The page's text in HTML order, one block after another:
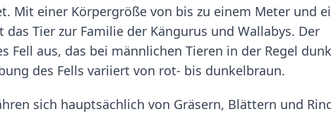
Mit einer Körpergröße von bis zu einem Meter und
Tier zur Familie der Kängurus und Wallabys. Der
Fell aus, das bei männlichen Tieren in der Regel
des Fells variiert von rot- bis dunkelbraun.
sich hauptsächlich von Gräsern, Blättern und